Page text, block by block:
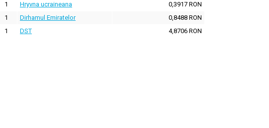
1 Hryvna ucraineana
0,3917 RON
1 Dirhamul Emiratelor
0,8488 RON
1 DST 4,8706 RON